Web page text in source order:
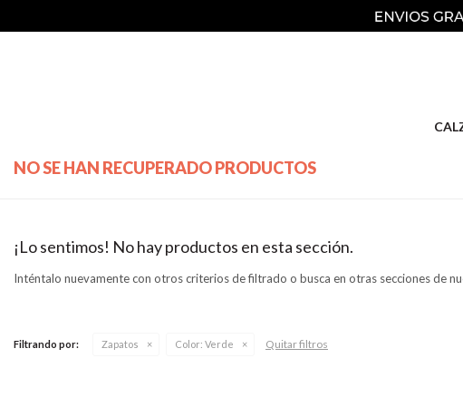
NO SE HAN RECUPERADO PRODUCTOS
¡Lo sentimos! No hay productos en esta sección.
Inténtalo nuevamente con otros criterios de filtrado o busca en otras secciones de
Filtrando por: Zapatos Color: Verde Quitar filtros